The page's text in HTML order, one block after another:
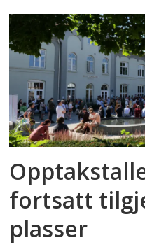
fortsatt
plasser